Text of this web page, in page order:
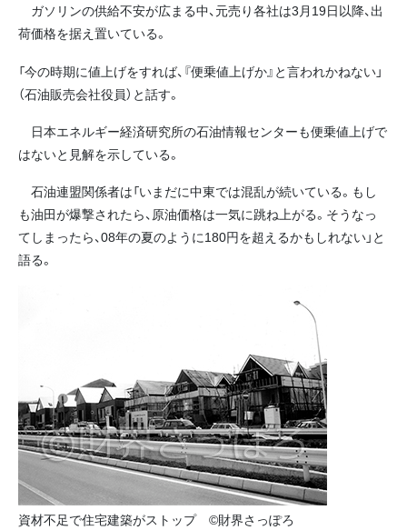
ガソリンの供給不安が広まる中、元売り各社は3月19日以降、出
荷価格を据え置いている。
「今の時期に値上げをすれば、『便乗値上げか』と言われかねない」
（石油販売会社役員）と話す。
日本エネルギー経済研究所の石油情報センターも便乗値上げで
はないと見解を示している。
石油連盟関係者は「いまだに中東では混乱が続いている。もし
も油田が爆撃されたら、原油価格は一気に跳ね上がる。そうなっ
てしまったら、08年の夏のように180円を超えるかもしれない」と
語る。
資材不足で住宅建築がストップ ©財界さっぽろ